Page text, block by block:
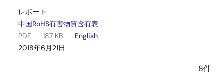
レポート
中国RoHS有害物質含有表
PDF
187 KB
English
2018年6月21日
8件